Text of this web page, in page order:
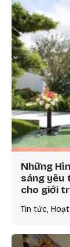
Những
sáng yêu
cho giới
Tin tức,